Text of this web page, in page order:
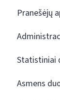
Pranešėjų
Statistiniai
Asmens